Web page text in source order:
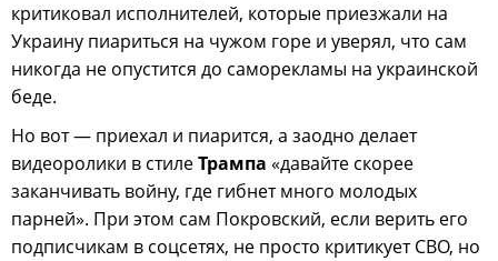
критиковал исполнителей, которые приезжали на
Украину пиариться на чужом горе и уверял, что сам
никогда не опустится до саморекламы на украинской
беде.
Но вот — приехал и пиарится, а заодно делает
видеоролики в стилеТрампа «давайте скорее
заканчивать войну, где гибнет много молодых
парней». При этом сам Покровский, если верить его
подписчикам в соцсетях, не просто критикует СВО, но